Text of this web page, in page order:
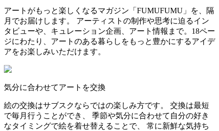
アートがもっと楽しくなるマガジン「FUMUFUMU」を、隔
月でお届けします。 アーティストの制作や思考に迫るイン
タビューや、キュレーション企画、アート情報まで。18ペー
ジにわたり、アートのある暮らしをもっと豊かにするアイデ
アをお楽しみいただけます。
気分に合わせてアートを交換
絵の交換はサブスクならではの楽しみ方です。 交換は最短
で毎月行うことができ、 季節や気分に合わせて自分の好き
なタイミングで絵を着せ替えることで、 常に新鮮な気持ち